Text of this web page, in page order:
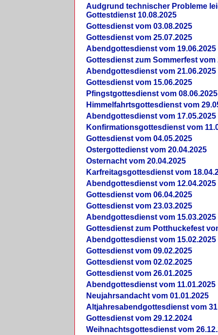
Audgrund technischer Probleme
Gottestdienst 10.08.2025
Gottesdienst vom 03.08.2025
Gottesdienst vom 25.07.2025
Abendgottesdienst vom 19.06.2025
Gottesdienst zum Sommerfest vom
Abendgottesdienst vom 21.06.2025
Gottesdienst vom 15.06.2025
Pfingstgottesdienst vom 08.06.2025
Himmelfahrtsgottesdienst vom
Abendgottesdienst vom 17.05.2025
Konfirmationsgottesdienst vom
Gottesdienst vom 04.05.2025
Ostergottedienst vom 20.04.2025
Osternacht vom 20.04.2025
Karfreitagsgottesdienst vom
Abendgottesdienst vom 12.04.2025
Gottesdienst vom 06.04.2025
Gottesdienst vom 23.03.2025
Abendgottesdienst vom 15.03.2025
Gottesdienst zum Potthuckefest
Abendgottesdienst vom 15.02.2025
Gottesdienst vom 09.02.2025
Gottesdienst vom 02.02.2025
Gottesdienst vom 26.01.2025
Abendgottesdienst vom 11.01.2025
Neujahrsandacht vom 01.01.2025
Altjahresabendgottesdienst vom
Gottesdienst vom 29.12.2024
Weihnachtsgottesdienst vom